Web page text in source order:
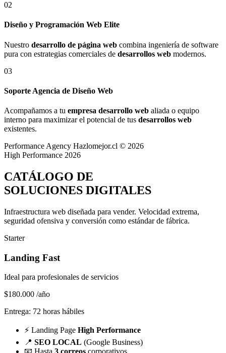
02
Diseño y Programación Web Elite
Nuestro desarrollo de página web combina ingeniería de software
pura con estrategias comerciales de desarrollos web modernos.
03
Soporte Agencia de Diseño Web
Acompañamos a tu empresa desarrollo web aliada o equipo
interno para maximizar el potencial de tus desarrollos web
existentes.
Performance Agency Hazlomejor.cl © 2026
High Performance 2026
CATÁLOGO DE
SOLUCIONES DIGITALES
Infraestructura web diseñada para vender. Velocidad extrema,
seguridad ofensiva y conversión como estándar de fábrica.
Starter
Landing Fast
Ideal para profesionales de servicios
$180.000 /año
Entrega: 72 horas hábiles
⚡ Landing Page High Performance
📍 SEO LOCAL (Google Business)